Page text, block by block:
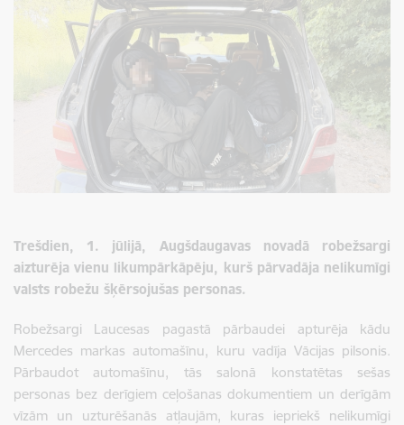
Trešdien, 1. jūlijā, Augšdaugavas novadā robežsargi
aizturēja vienu likumpārkāpēju, kurš pārvadāja nelikumīgi
valsts robežu šķērsojušas personas.
Robežsargi Laucesas pagastā pārbaudei apturēja kādu
Mercedes markas automašīnu, kuru vadīja Vācijas pilsonis.
Pārbaudot automašīnu, tās salonā konstatētas sešas
personas bez derīgiem ceļošanas dokumentiem un derīgām
vīzām un uzturēšanās atļaujām, kuras iepriekš nelikumīgi